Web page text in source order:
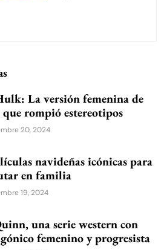
La versión femenina de
rompió estereotipos
20, 2024
navideñas icónicas para
en familia
19, 2024
una serie western con
femenino y progresista